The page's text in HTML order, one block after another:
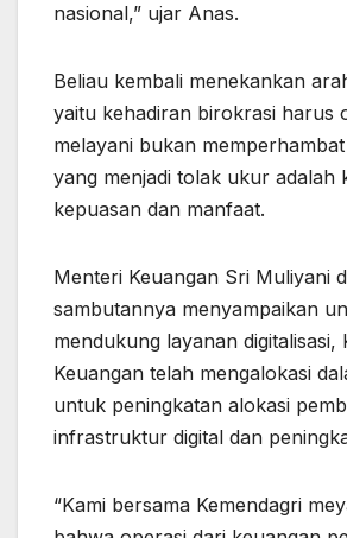
nasional,” ujar Anas.
Beliau kembali menekankan
yaitu kehadiran birokrasi harus
melayani bukan
yang menjadi tolak ukur adalah
kepuasan dan manfaat.
Menteri Keuangan Sri Muliyani
sambutannya menyampaikan
mendukung layanan digitalisasi,
Keuangan telah mengalokasi
untuk peningkatan alokasi
infrastruktur digital dan
“Kami bersama Kemendagri